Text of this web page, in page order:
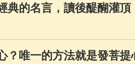
典的名言，讀後醍醐灌
？唯一的方法就是發菩提